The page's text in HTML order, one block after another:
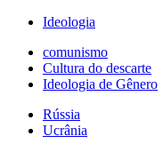
Ideologia
comunismo
Cultura do descarte
Ideologia de Gênero
Rússia
Ucrânia